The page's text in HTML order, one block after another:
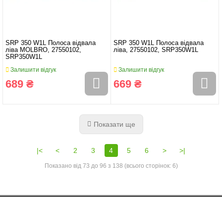
SRP 350 W1L Полоса відвала
ліва MOLBRO, 27550102,
SRP350W1L
Залишити відгук
689 ₴
SRP 350 W1L Полоса відвала
ліва, 27550102, SRP350W1L
Залишити відгук
669 ₴
Показати ще
|< < 2 3 4 5 6 > >|
Показано від 73 до 96 з 138 (всього сторінок: 6)